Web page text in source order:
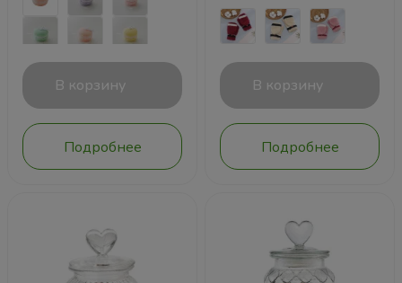
В корзину
Подробнее
В корзину
Подробнее